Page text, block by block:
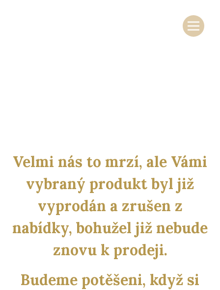
Velmi nás to mrzí, ale Vámi
vybraný produkt byl již
vyprodán a zrušen z
nabídky, bohužel již nebude
znovu k prodeji.
Budeme potěšeni, když si